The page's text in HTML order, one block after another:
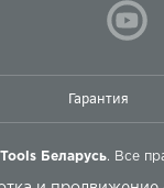
Гарантия
Беларусь. Все